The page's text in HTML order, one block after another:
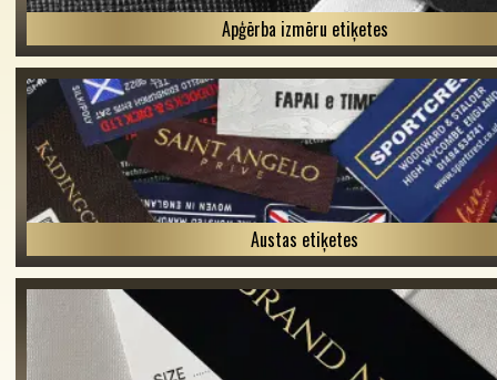
Apģērba izmēru etiķetes
Austas etiķetes